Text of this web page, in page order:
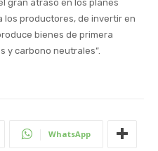
gran atraso en los planes
los productores, de invertir en
bienes de primera
y carbono neutrales”.
WhatsApp